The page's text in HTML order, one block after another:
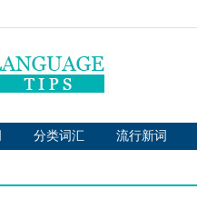
分类词汇 流行新词